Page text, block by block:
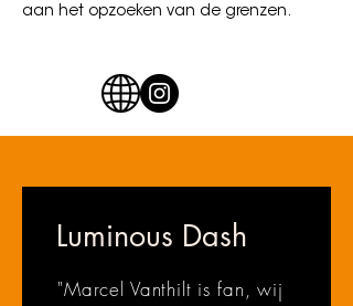
aan het opzoeken van de grenzen.
Luminous Dash
"Marcel Vanthilt is fan, wij